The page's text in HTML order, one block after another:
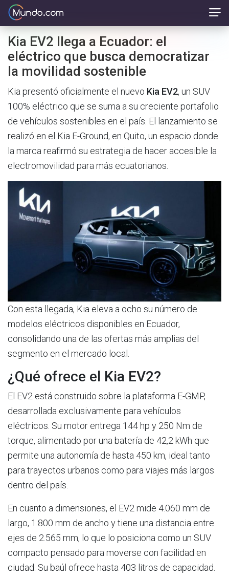
Kia EV2 llega a Ecuador: el
eléctrico que busca democratizar
la movilidad sostenible
Kia presentó oficialmente el nuevo Kia EV2, un SUV
100% eléctrico que se suma a su creciente portafolio
de vehículos sostenibles en el país. El lanzamiento se
realizó en el Kia E-Ground, en Quito, un espacio donde
la marca reafirmó su estrategia de hacer accesible la
electromovilidad para más ecuatorianos.
Con esta llegada, Kia eleva a ocho su número de
modelos eléctricos disponibles en Ecuador,
consolidando una de las ofertas más amplias del
segmento en el mercado local.
¿Qué ofrece el Kia EV2?
El EV2 está construido sobre la plataforma E-GMP,
desarrollada exclusivamente para vehículos
eléctricos. Su motor entrega 144 hp y 250 Nm de
torque, alimentado por una batería de 42,2 kWh que
permite una autonomía de hasta 450 km, ideal tanto
para trayectos urbanos como para viajes más largos
dentro del país.
En cuanto a dimensiones, el EV2 mide 4.060 mm de
largo, 1.800 mm de ancho y tiene una distancia entre
ejes de 2.565 mm, lo que lo posiciona como un SUV
compacto pensado para moverse con facilidad en
ciudad. Su baúl ofrece hasta 403 litros de capacidad.